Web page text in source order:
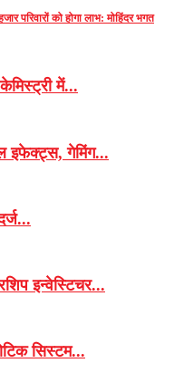
परिवारों को होगा लाभ: मोहिंदर भगत
में...
इफेक्ट्स, गेमिंग...
इन्वेस्टिचर...
सिस्टम...